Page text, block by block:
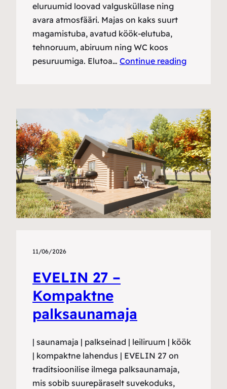
eluruumid loovad valgusküllase ning
avara atmosfääri. Majas on kaks suurt
magamistuba, avatud köök-elutuba,
tehnoruum, abiruum ning WC koos
pesuruumiga. Elutoa… Continue reading
11/06/2026
EVELIN 27 –
Kompaktne
palksaunamaja
| saunamaja | palkseinad | leiliruum | köök
| kompaktne lahendus | EVELIN 27 on
traditsioonilise ilmega palksaunamaja,
mis sobib suurepäraselt suvekoduks,